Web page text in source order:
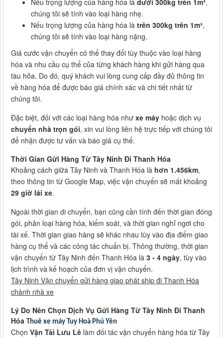
Nếu trọng lượng của hàng hóa là dưới 300kg trên 1m³,
chúng tôi sẽ tính vào loại hàng nhẹ.
Nếu trọng lượng của hàng hóa là trên 300kg trên 1m³,
chúng tôi sẽ tính vào loại hàng nặng.
Giá cước vận chuyển có thể thay đổi tùy thuộc vào loại hàng
hóa và nhu cầu cụ thể của từng khách hàng khi gửi hàng qua
tàu hỏa. Do đó, quý khách vui lòng cung cấp đầy đủ thông tin
về hàng hóa để được báo giá chính xác và chi tiết nhất từ
chúng tôi.
Đặc biệt, đối với các loại hàng hóa như xe máy hoặc dịch vụ
chuyển nhà trọn gói, xin vui lòng liên hệ trực tiếp với chúng tôi
để nhận được tư vấn và báo giá cụ thể.
Thời Gian Gửi Hàng Từ Tây Ninh Đi Thanh Hóa
Khoảng cách giữa Tây Ninh và Thanh Hóa là hơn 1.456km,
theo thông tin từ Google Map, việc vận chuyển sẽ mất khoảng
29 giờ lái xe.
Ngoài thời gian di chuyển, bạn cũng cần tính đến thời gian đóng
gói, phân loại hàng hóa, kiểm soát, và thời gian nghỉ ngơi cho
tài xế. Thời gian giao hàng sẽ khác nhau tùy vào địa điểm giao
hàng cụ thể và các công tác chuẩn bị. Thông thường, thời gian
vận chuyển từ Tây Ninh đến Thanh Hóa là 3 - 4 ngày, tùy vào
lịch trình và kế hoạch của đơn vị vận chuyển.
Tây Ninh Vận chuyển gửi hàng giao phát ship đi Thanh Hóa
chành nhà xe
Lý Do Nên Chọn Dịch Vụ Gửi Hàng Từ Tây Ninh Đi Thanh
Hóa Thuê xe máy Tuy Hoà Phú Yên
Chọn Vận Tải Lưu Lê làm đối tác vận chuyển hàng hóa từ Tây